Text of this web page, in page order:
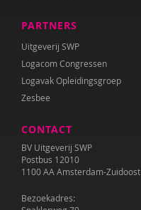
PARTNERS
Uitgeverij SWP
Logacom Congressen
Logavak Opleidingsgroep
Zesbee
CONTACT
BV Uitgeverij SWP
Postbus 12010
1100 AA Amsterdam-Zuidoost
Bezoekadres: